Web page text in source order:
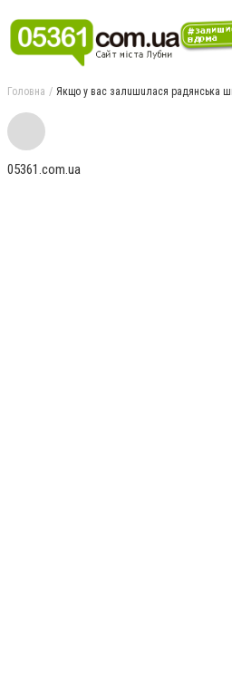
Головна Якщо у вас залuшuлася радянська
05361.com.ua